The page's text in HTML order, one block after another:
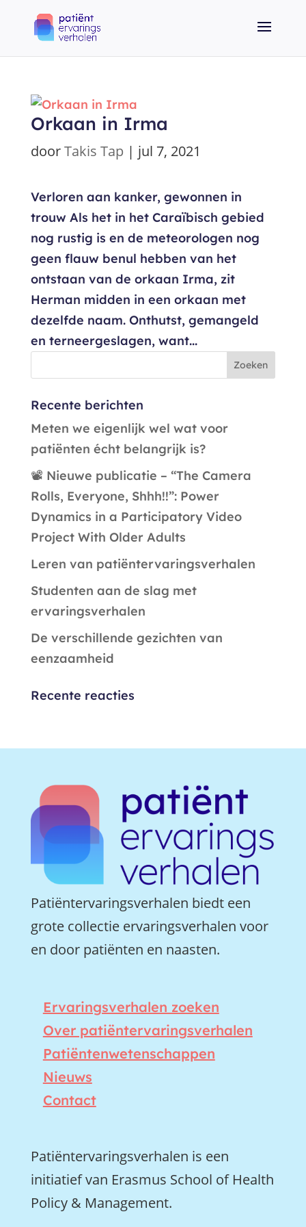
Orkaan in Irma
doorTakis Tap | jul 7, 2021
Verloren aan kanker, gewonnen in
trouw Als het in het Caraïbisch gebied
nog rustig is en de meteorologen nog
geen flauw benul hebben van het
ontstaan van de orkaan Irma, zit
Herman midden in een orkaan met
dezelfde naam. Onthutst, gemangeld
en terneergeslagen, want...
Recente berichten
Meten we eigenlijk wel wat voor
patiënten écht belangrijk is?
📽️ Nieuwe publicatie – “The Camera
Rolls, Everyone, Shhh!!”: Power
Dynamics in a Participatory Video
Project With Older Adults
Leren van patiëntervaringsverhalen
Studenten aan de slag met
ervaringsverhalen
De verschillende gezichten van
eenzaamheid
Recente reacties
Patiëntervaringsverhalen biedt een
grote collectie ervaringsverhalen voor
en door patiënten en naasten.
Ervaringsverhalen zoeken
Over patiëntervaringsverhalen
Patiëntenwetenschappen
Nieuws
Contact
Patiëntervaringsverhalen is een
initiatief van Erasmus School of Health
Policy & Management.